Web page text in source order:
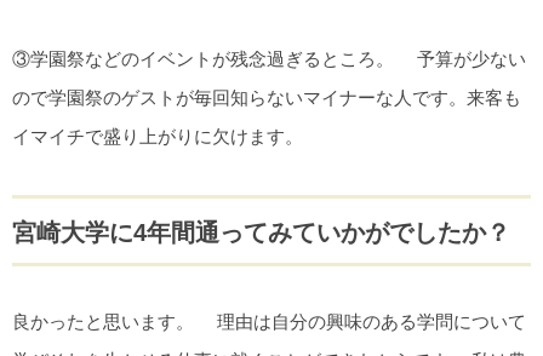
③学園祭などのイベントが残念過ぎるところ。 予算が少ない
ので学園祭のゲストが毎回知らないマイナーな人です。来客も
イマイチで盛り上がりに欠けます。
宮崎大学に4年間通ってみていかがでしたか？
良かったと思います。 理由は自分の興味のある学問について